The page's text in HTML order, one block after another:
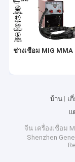
ช่างเชื่อม MIG MMA
บ้าน เ
แ
จีน เครื่องเชื่อม
Shenzhen